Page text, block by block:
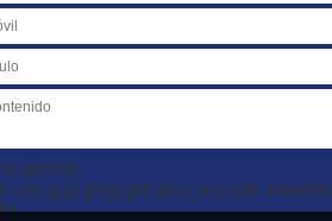
admite
.zip/.jpg/.png/.gif/.doc/.xls/.pdf, máximo